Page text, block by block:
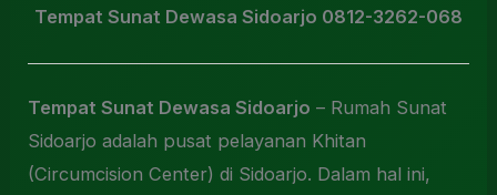
Tempat Sunat Dewasa Sidoarjo 0812-3262-068
Tempat Sunat Dewasa Sidoarjo – Rumah Sunat
Sidoarjo adalah pusat pelayanan Khitan
(Circumcision Center) di Sidoarjo. Dalam hal ini,